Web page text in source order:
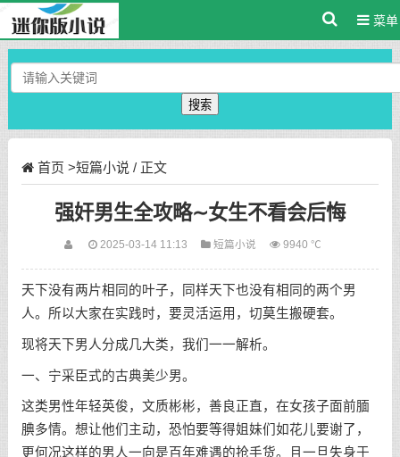
菜单
搜索
首页 >短篇小说 / 正文
强奸男生全攻略∼女生不看会后悔
2025-03-14 11:13 短篇小说 9940 ℃
天下没有两片相同的叶子，同样天下也没有相同的两个男
人。所以大家在实践时，要灵活运用，切莫生搬硬套。
现将天下男人分成几大类，我们一一解析。
一、宁采臣式的古典美少男。
这类男性年轻英俊，文质彬彬，善良正直，在女孩子面前腼
腆多情。想让他们主动，恐怕要等得姐妹们如花儿要谢了，
更何况这样的男人一向是百年难遇的抢手货。且一旦失身于